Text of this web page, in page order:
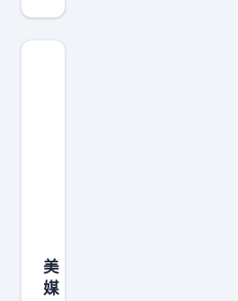
赛
明
选
秀
才
可
：
这
季
的
美
媒